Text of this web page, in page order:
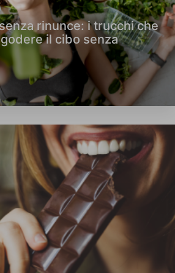
rinunce: i trucchi che
il cibo senza